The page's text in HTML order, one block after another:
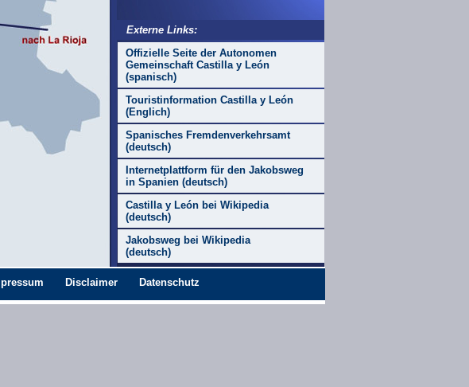
Externe Links:
Offizielle Seite der Autonomen
Gemeinschaft Castilla y León
(spanisch)
Touristinformation Castilla y León
(Englich)
Spanisches Fremdenverkehrsamt
(deutsch)
Internetplattform für den Jakobsweg
in Spanien (deutsch)
Castilla y León bei Wikipedia
(deutsch)
Jakobsweg bei Wikipedia
(deutsch)
Disclaimer Datenschutz